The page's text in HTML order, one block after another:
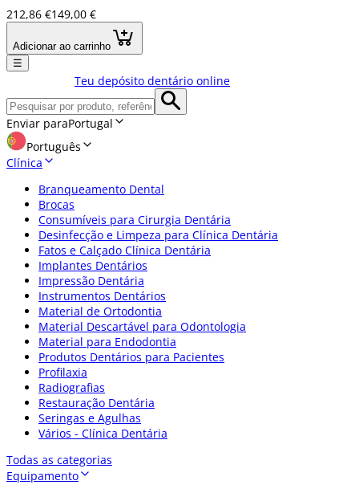
212,86 €149,00 €
Adicionar ao carrinho
☰
Teu depósito dentário online
Enviar paraPortugal
Português
Clínica
Branqueamento Dental
Brocas
Consumíveis para Cirurgia Dentária
Desinfecção e Limpeza para Clínica Dentária
Fatos e Calçado Clínica Dentária
Implantes Dentários
Impressão Dentária
Instrumentos Dentários
Material de Ortodontia
Material Descartável para Odontologia
Material para Endodontia
Produtos Dentários para Pacientes
Profilaxia
Radiografias
Restauração Dentária
Seringas e Agulhas
Vários - Clínica Dentária
Todas as categorias
Equipamento